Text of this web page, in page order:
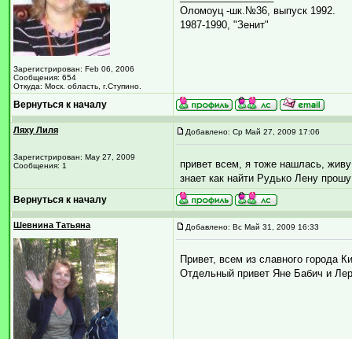
Зарегистрирован: Feb 06, 2006
Сообщения: 654
Откуда: Моск. область, г.Ступино.
Оломоуц -шк.№36, выпуск 1992.
1987-1990, "Зенит"
Вернуться к началу
Ляху Лиля
Зарегистрирован: May 27, 2009
Сообщения: 1
Добавлено: Ср Май 27, 2009 17:06
привет всем, я тоже нашлась,
знает как найти Рудько Лену
Вернуться к началу
Шевнина Татьяна Добавлено: Вс Май 31, 2009 16:33
Привет, всем из славного города
Отдельный привет Яне Бабич и